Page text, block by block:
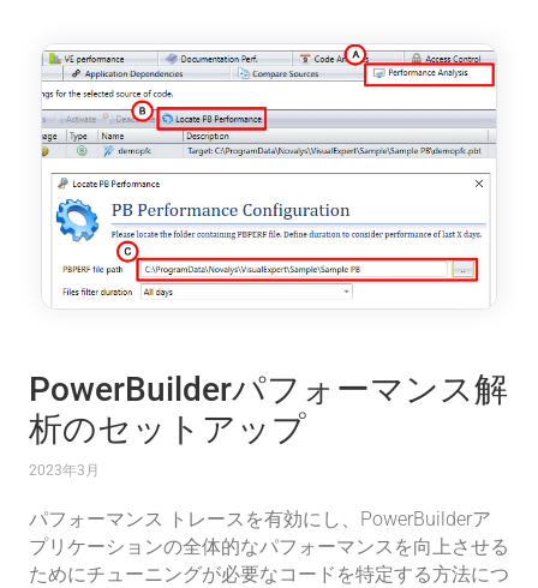
PowerBuilderパフォーマンス解
析のセットアップ
2023年3月
パフォーマンス トレースを有効にし、PowerBuilderア
プリケーションの全体的なパフォーマンスを向上させる
ためにチューニングが必要なコードを特定する方法につ